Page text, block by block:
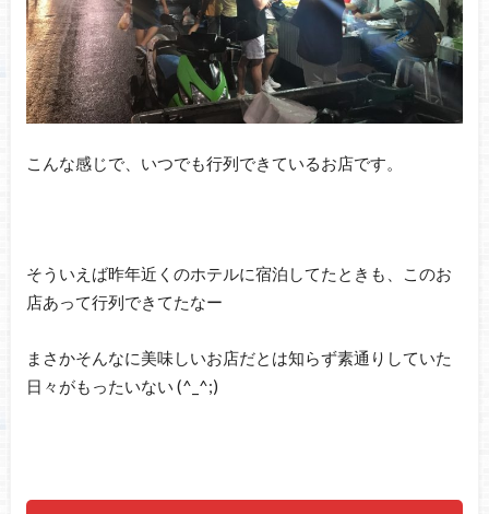
こんな感じで、いつでも行列できているお店です。
そういえば昨年近くのホテルに宿泊してたときも、このお
店あって行列できてたなー
まさかそんなに美味しいお店だとは知らず素通りしていた
日々がもったいない (^_^;)